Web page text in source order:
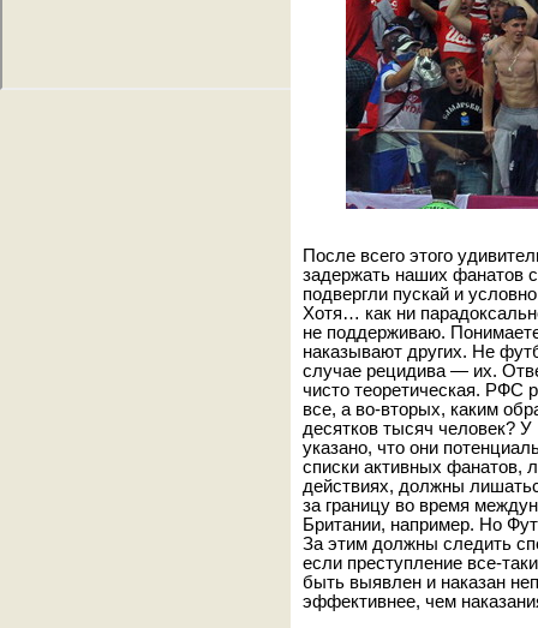
После всего этого
задержать наших фанатов
подвергли пускай и
Хотя… как ни
не поддерживаю.
наказывают других. Не
случае рецидива — их.
чисто теоретическая. РФС
все, а во-вторых, каким
десятков тысяч человек?
указано, что они
списки активных фанатов,
действиях, должны
за границу во время
Британии, например. Но
За этим должны следить
если преступление все-
быть выявлен и наказан
эффективнее, чем